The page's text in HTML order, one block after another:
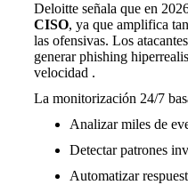
Deloitte señala que en
CISO, ya que amplifica
las ofensivas. Los
generar phishing
velocidad .
La monitorización 24/7
Analizar miles de
Detectar patrones
Automatizar